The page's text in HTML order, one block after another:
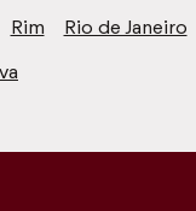
Rim Rio de Janeiro